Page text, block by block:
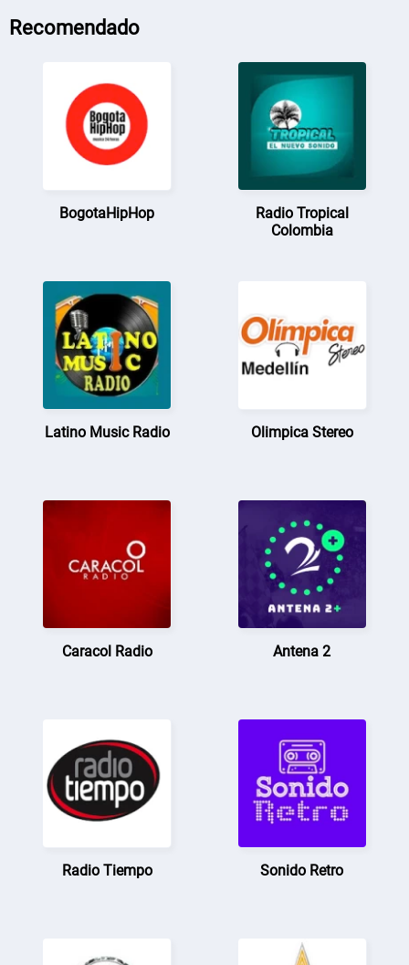
Recomendado
BogotaHipHop
Radio Tropical
Colombia
Latino Music Radio Olimpica Stereo
Caracol Radio Antena 2
Radio Tiempo Sonido Retro